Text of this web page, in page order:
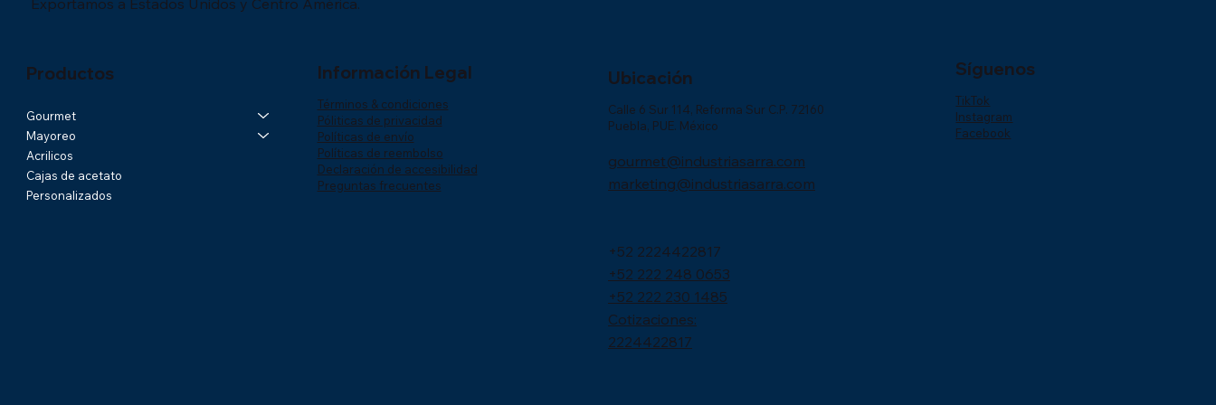
Productos
Gourmet
Mayoreo
Acrilicos
Cajas de acetato
Personalizados
Información Legal
Términos & condiciones
Póliticas de privacidad
Políticas de envío
Políticas de reembolso
Declaración de accesibilidad
Preguntas frecuentes
Ubicación
Calle 6 Sur 114, Reforma Sur C.P. 72160
Puebla, PUE. México
gourmet@industriasarra.com
marketing@industriasarra.com
+52 2224422817
+52 222 248 0653
+52 222 230 1485
Cotizaciones:
2224422817
Síguenos
TikTok
Instagram
Facebook